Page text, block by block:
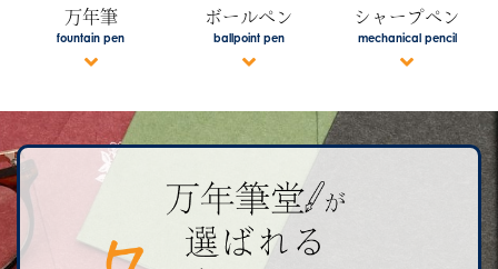
万年筆
fountain pen
ボールペン
ballpoint pen
シャープペン
mechanical pencil